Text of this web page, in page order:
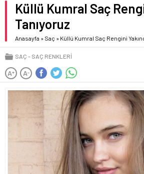
Küllü Kumral Saç
Tanıyoruz
Anasayfa » Saç » Küllü Kumral Saç Rengini
SAÇ SAÇ RENKLERI
A+ A-